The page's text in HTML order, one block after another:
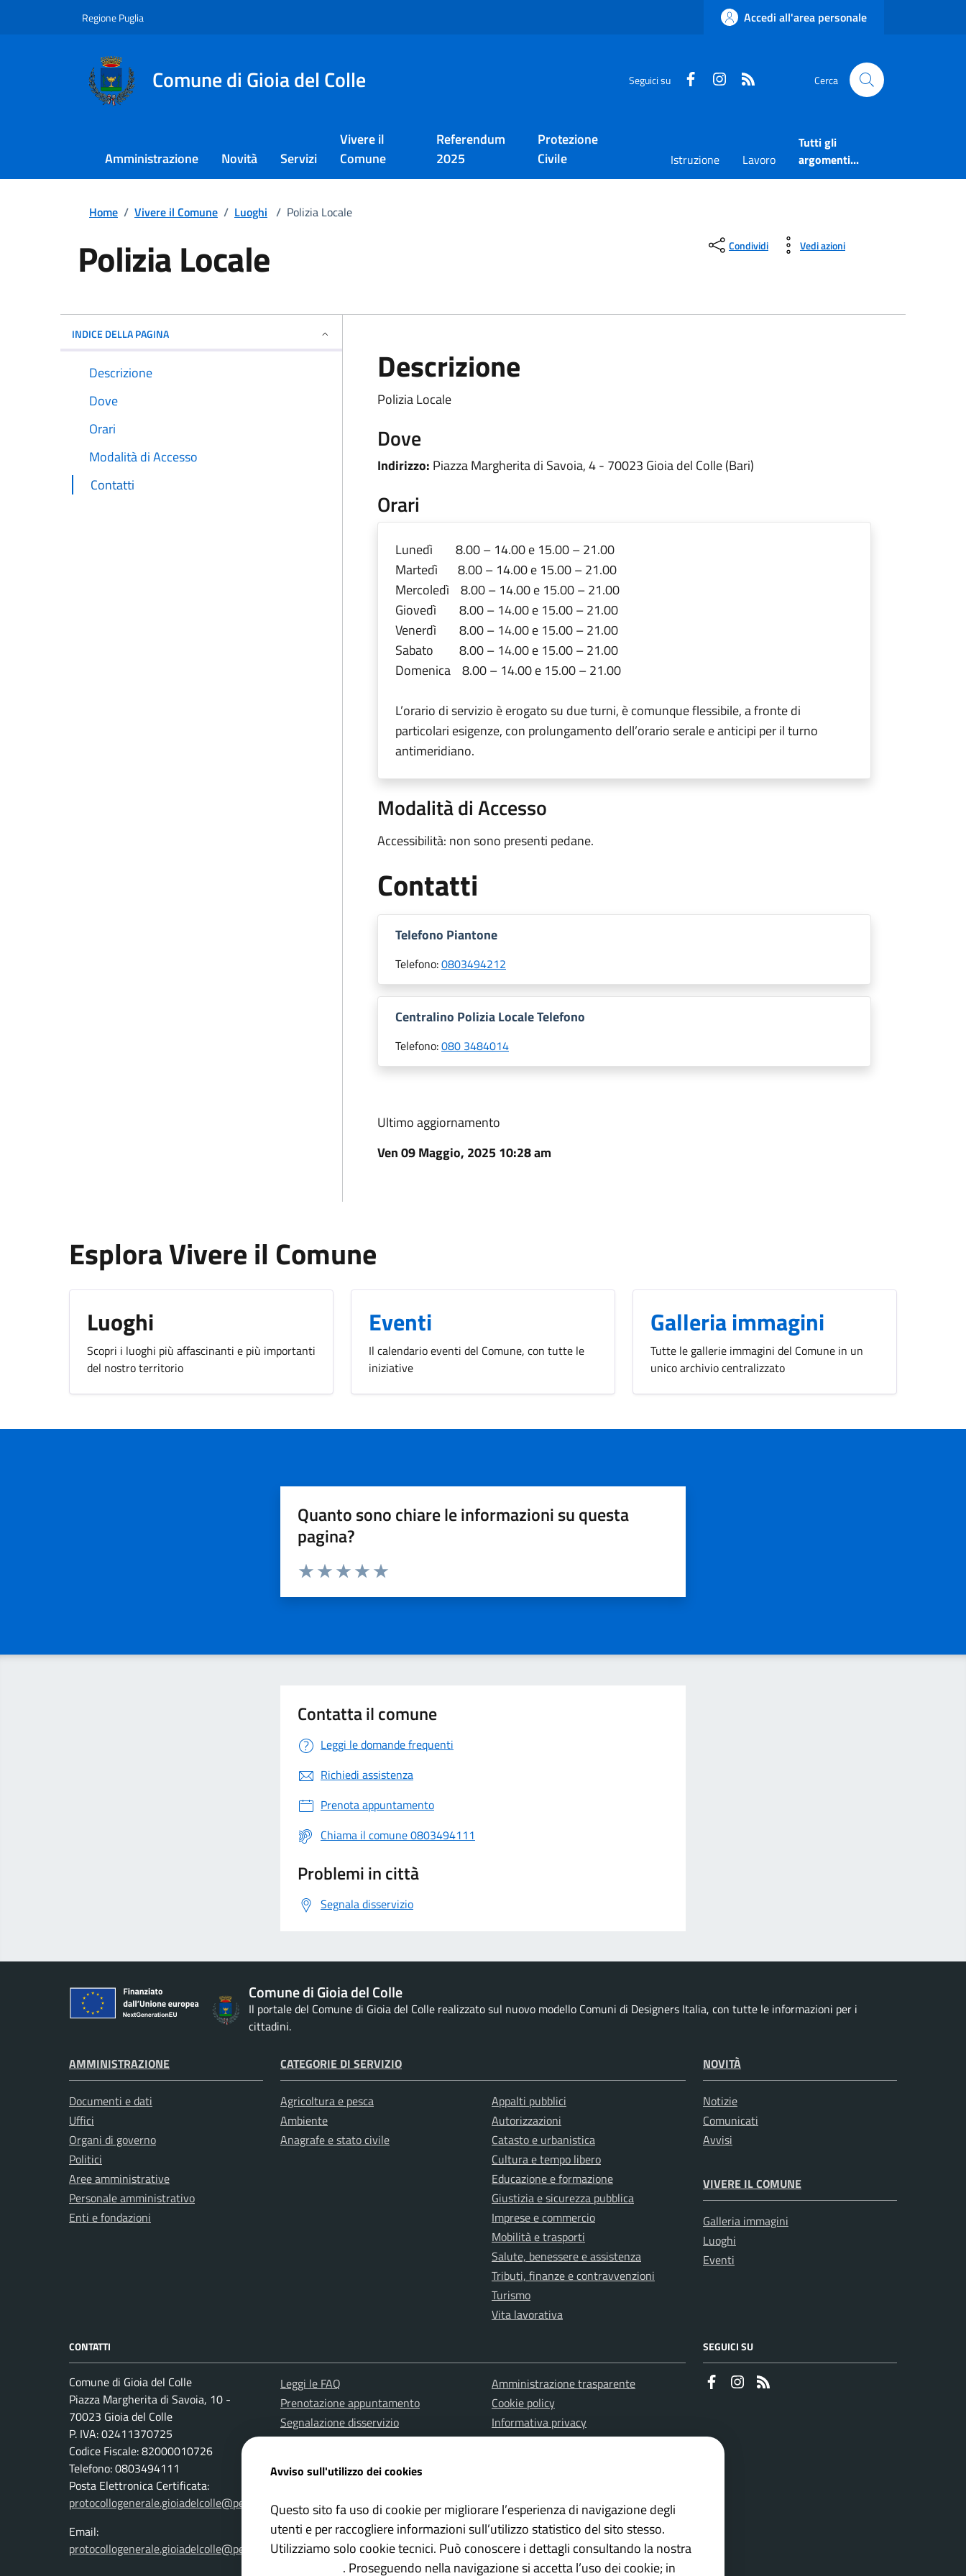
Regione Puglia Accedi all'area personale
Comune di Gioia del Colle Seguici su FaceboookInstagram Cerca
Amministrazione Novità Servizi
Vivere il
Comune
Referendum
2025
Protezione
Civile
Istruzione Lavoro
Tutti gli
argomenti...
Home / Vivere il Comune / Luoghi / Polizia Locale
Polizia Locale Condividi Vedi azioni
INDICE DELLA PAGINA
Descrizione
Dove
Orari
Modalità di Accesso
Contatti
Descrizione
Polizia Locale
Dove
Indirizzo: Piazza Margherita di Savoia, 4 - 70023 Gioia del Colle (Bari)
Orari
Lunedì 8.00 – 14.00 e 15.00 – 21.00
Martedì 8.00 – 14.00 e 15.00 – 21.00
Mercoledì 8.00 – 14.00 e 15.00 – 21.00
Giovedì 8.00 – 14.00 e 15.00 – 21.00
Venerdì 8.00 – 14.00 e 15.00 – 21.00
Sabato 8.00 – 14.00 e 15.00 – 21.00
Domenica 8.00 – 14.00 e 15.00 – 21.00
L’orario di servizio è erogato su due turni, è comunque flessibile, a fronte di
particolari esigenze, con prolungamento dell’orario serale e anticipi per il turno
antimeridiano.
Modalità di Accesso
Accessibilità: non sono presenti pedane.
Contatti
Telefono Piantone
Telefono:0803494212
Centralino Polizia Locale Telefono
Telefono:080 3484014
Ultimo aggiornamento
Ven 09 Maggio, 2025 10:28 am
Esplora Vivere il Comune
Luoghi
Scopri i luoghi più affascinanti e più importanti
del nostro territorio
Eventi
Il calendario eventi del Comune, con tutte le
iniziative
Galleria immagini
Tutte le gallerie immagini del Comune in un
unico archivio centralizzato
Quanto sono chiare le informazioni su questa
pagina?
Valuta da 1 a 5 stelle la pagina
Contatta il comune
Leggi le domande frequenti
Richiedi assistenza
Prenota appuntamento
Chiama il comune 0803494111
Problemi in città
Segnala disservizio
Comune di Gioia del Colle
Il portale del Comune di Gioia del Colle realizzato sul nuovo modello Comuni di Designers Italia, con tutte le informazioni per i
cittadini.
AMMINISTRAZIONE
Documenti e dati
Uffici
Organi di governo
Politici
Aree amministrative
Personale amministrativo
Enti e fondazioni
CATEGORIE DI SERVIZIO
Agricoltura e pesca
Ambiente
Anagrafe e stato civile
Appalti pubblici
Autorizzazioni
Catasto e urbanistica
Cultura e tempo libero
Educazione e formazione
Giustizia e sicurezza pubblica
Imprese e commercio
Mobilità e trasporti
Salute, benessere e assistenza
Tributi, finanze e contravvenzioni
Turismo
Vita lavorativa
NOVITÀ
Notizie
Comunicati
Avvisi
VIVERE IL COMUNE
Galleria immagini
Luoghi
Eventi
CONTATTI
Comune di Gioia del Colle
Piazza Margherita di Savoia, 10 -
70023 Gioia del Colle
P. IVA: 02411370725
Codice Fiscale: 82000010726
Telefono: 0803494111
Posta Elettronica Certificata:
protocollogenerale.gioiadelcolle@pec.rupar.puglia.it
Email:
protocollogenerale.gioiadelcolle@pec.rupar.puglia.it
Leggi le FAQ
Prenotazione appuntamento
Segnalazione disservizio
Richiesta d'assistenza
Amministrazione trasparente
Cookie policy
Informativa privacy
Note Legali
SEGUICI SU
FaceboookInstagram
Avviso sull'utilizzo dei cookies
Questo sito fa uso di cookie per migliorare l’esperienza di navigazione degli
utenti e per raccogliere informazioni sull’utilizzo statistico del sito stesso.
Utilizziamo solo cookie tecnici. Può conoscere i dettagli consultando la nostra
. Proseguendo nella navigazione si accetta l’uso dei cookie; in